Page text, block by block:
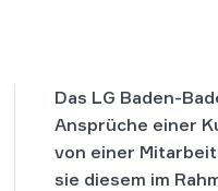
Das LG Baden-
Ansprüche einer
von einer
sie diesem im